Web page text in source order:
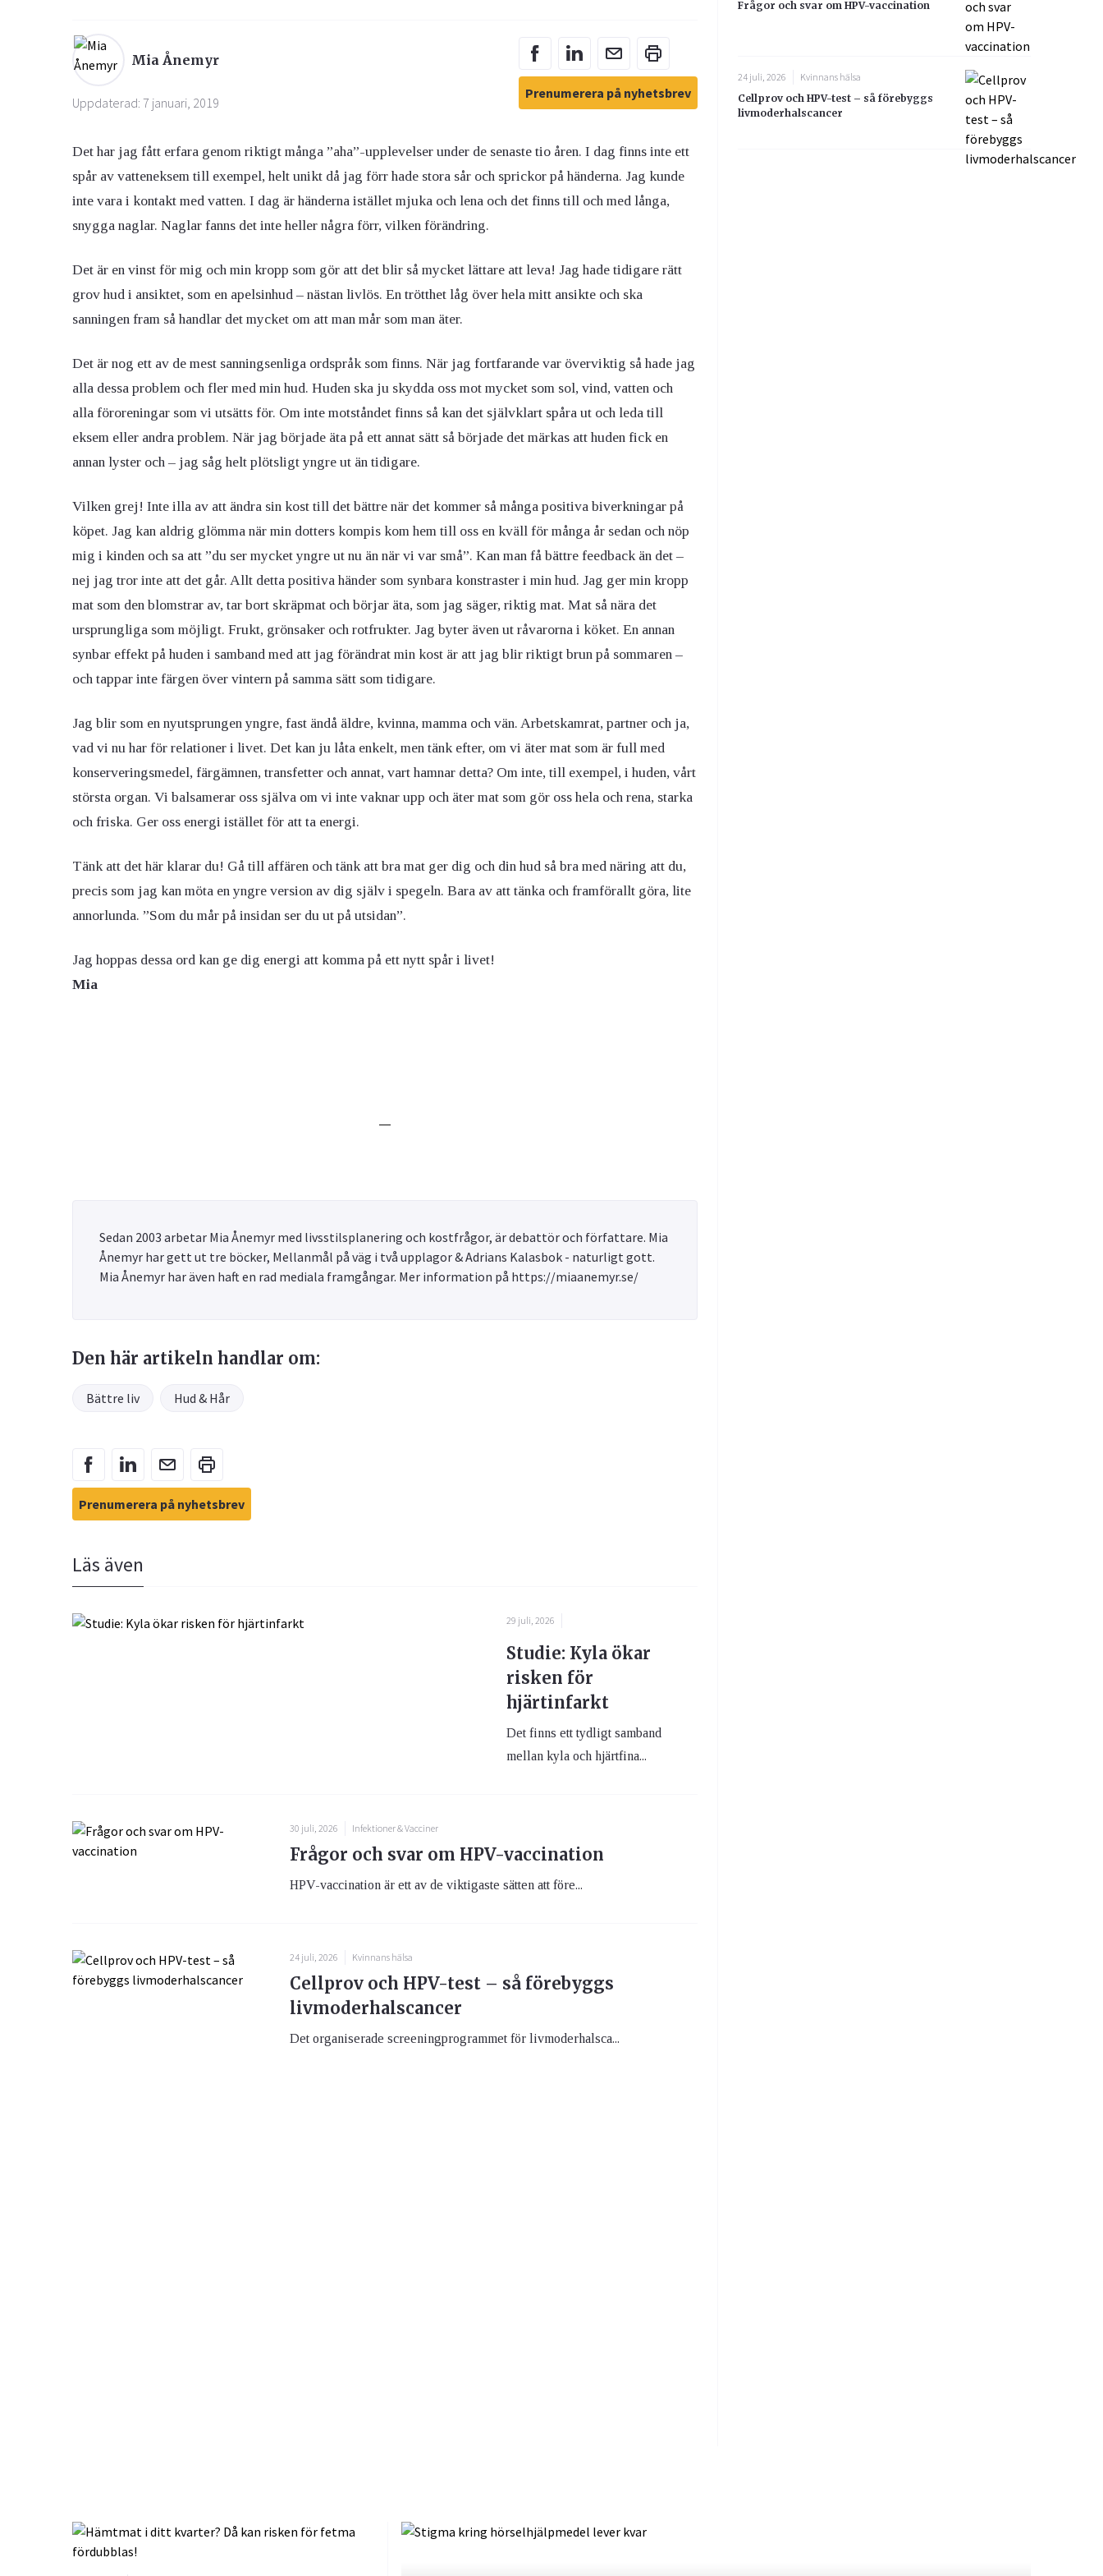
Ögon & Öron
Övervikt
Mia Ånemyr
Uppdaterad: 7 januari, 2019
Prenumerera på nyhetsbrev
Det har jag fått erfara genom riktigt många ”aha”-upplevelser under de senaste tio åren. I dag finns inte ett
spår av vatteneksem till exempel, helt unikt då jag förr hade stora sår och sprickor på händerna. Jag kunde
inte vara i kontakt med vatten. I dag är händerna istället mjuka och lena och det finns till och med långa,
snygga naglar. Naglar fanns det inte heller några förr, vilken förändring.
Det är en vinst för mig och min kropp som gör att det blir så mycket lättare att leva! Jag hade tidigare rätt
grov hud i ansiktet, som en apelsinhud – nästan livlös. En trötthet låg över hela mitt ansikte och ska
sanningen fram så handlar det mycket om att man mår som man äter.
Det är nog ett av de mest sanningsenliga ordspråk som finns. När jag fortfarande var överviktig så hade jag
alla dessa problem och fler med min hud. Huden ska ju skydda oss mot mycket som sol, vind, vatten och
alla föroreningar som vi utsätts för. Om inte motståndet finns så kan det självklart spåra ut och leda till
eksem eller andra problem. När jag började äta på ett annat sätt så började det märkas att huden fick en
annan lyster och – jag såg helt plötsligt yngre ut än tidigare.
Vilken grej! Inte illa av att ändra sin kost till det bättre när det kommer så många positiva biverkningar på
köpet. Jag kan aldrig glömma när min dotters kompis kom hem till oss en kväll för många år sedan och nöp
mig i kinden och sa att ”du ser mycket yngre ut nu än när vi var små”. Kan man få bättre feedback än det –
nej jag tror inte att det går. Allt detta positiva händer som synbara konstraster i min hud. Jag ger min kropp
mat som den blomstrar av, tar bort skräpmat och börjar äta, som jag säger, riktig mat. Mat så nära det
ursprungliga som möjligt. Frukt, grönsaker och rotfrukter. Jag byter även ut råvarorna i köket. En annan
synbar effekt på huden i samband med att jag förändrat min kost är att jag blir riktigt brun på sommaren –
och tappar inte färgen över vintern på samma sätt som tidigare.
Jag blir som en nyutsprungen yngre, fast ändå äldre, kvinna, mamma och vän. Arbetskamrat, partner och ja,
vad vi nu har för relationer i livet. Det kan ju låta enkelt, men tänk efter, om vi äter mat som är full med
konserveringsmedel, färgämnen, transfetter och annat, vart hamnar detta? Om inte, till exempel, i huden, vårt
största organ. Vi balsamerar oss själva om vi inte vaknar upp och äter mat som gör oss hela och rena, starka
och friska. Ger oss energi istället för att ta energi.
Tänk att det här klarar du! Gå till affären och tänk att bra mat ger dig och din hud så bra med näring att du,
precis som jag kan möta en yngre version av dig själv i spegeln. Bara av att tänka och framförallt göra, lite
annorlunda. ”Som du mår på insidan ser du ut på utsidan”.
Jag hoppas dessa ord kan ge dig energi att komma på ett nytt spår i livet!
Mia
—
Sedan 2003 arbetar Mia Ånemyr med livsstilsplanering och kostfrågor, är debattör och författare. Mia
Ånemyr har gett ut tre böcker, Mellanmål på väg i två upplagor & Adrians Kalasbok - naturligt gott.
Mia Ånemyr har även haft en rad mediala framgångar. Mer information på https://miaanemyr.se/
Den här artikeln handlar om:
Bättre liv Hud & Hår
Prenumerera på nyhetsbrev
Läs även
29 juli, 2026
Studie: Kyla ökar
risken för
hjärtinfarkt
Det finns ett tydligt samband
mellan kyla och hjärtfina...
30 juli, 2026 Infektioner & Vacciner
Frågor och svar om HPV-vaccination
HPV-vaccination är ett av de viktigaste sätten att före...
24 juli, 2026 Kvinnans hälsa
Cellprov och HPV-test – så förebyggs
livmoderhalscancer
Det organiserade screeningprogrammet för livmoderhalsca...
Frågor och svar om HPV-vaccination
24 juli, 2026
Kvinnans hälsa
Cellprov och HPV-test – så förebyggs
livmoderhalscancer